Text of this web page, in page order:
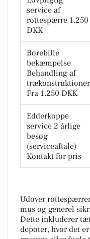
service af
rottespærre 1.250
DKK
Borebille
bekæmpelse
Behandling af
trækonstruktioner
Fra 1.250 DKK
Edderkoppe
service 2 årlige
besøg
(serviceaftale)
Kontakt for pris
Udover
mus og generel
Dette inkluderer
depoter, hvor det